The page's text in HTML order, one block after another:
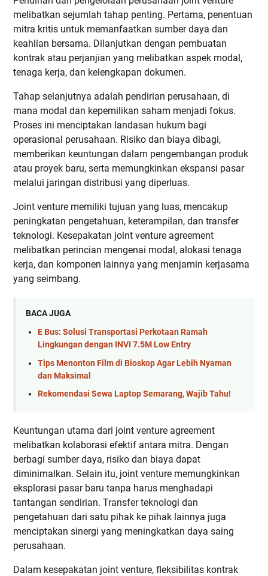
melibatkan sejumlah tahap penting. Pertama, penentuan
mitra kritis untuk memanfaatkan sumber daya dan
keahlian bersama. Dilanjutkan dengan pembuatan
kontrak atau perjanjian yang melibatkan aspek modal,
tenaga kerja, dan kelengkapan dokumen.
Tahap selanjutnya adalah pendirian perusahaan, di
mana modal dan kepemilikan saham menjadi fokus.
Proses ini menciptakan landasan hukum bagi
operasional perusahaan. Risiko dan biaya dibagi,
memberikan keuntungan dalam pengembangan produk
atau proyek baru, serta memungkinkan ekspansi pasar
melalui jaringan distribusi yang diperluas.
Joint venture memiliki tujuan yang luas, mencakup
peningkatan pengetahuan, keterampilan, dan transfer
teknologi. Kesepakatan joint venture agreement
melibatkan perincian mengenai modal, alokasi tenaga
kerja, dan komponen lainnya yang menjamin kerjasama
yang seimbang.
BACA JUGA
E Bus: Solusi Transportasi Perkotaan Ramah
Lingkungan dengan INVI 7.5M Low Entry
Tips Menonton Film di Bioskop Agar Lebih Nyaman
dan Maksimal
Rekomendasi Sewa Laptop Semarang, Wajib Tahu!
Keuntungan utama dari joint venture agreement
melibatkan kolaborasi efektif antara mitra. Dengan
berbagi sumber daya, risiko dan biaya dapat
diminimalkan. Selain itu, joint venture memungkinkan
eksplorasi pasar baru tanpa harus menghadapi
tantangan sendirian. Transfer teknologi dan
pengetahuan dari satu pihak ke pihak lainnya juga
menciptakan sinergi yang meningkatkan daya saing
perusahaan.
Dalam kesepakatan joint venture, fleksibilitas kontrak